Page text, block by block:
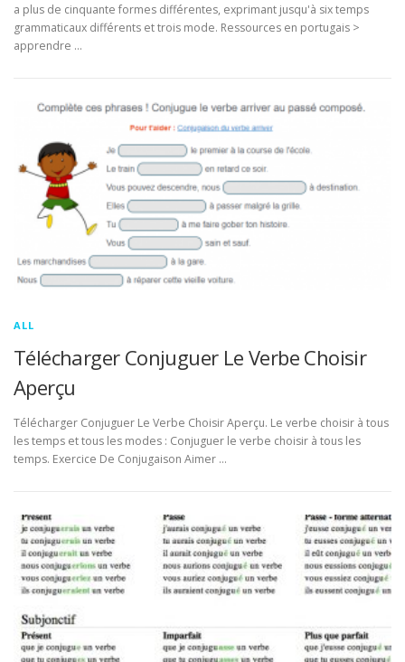
a plus de cinquante formes différentes, exprimant jusqu'à six temps
grammaticaux différents et trois mode. Ressources en portugais >
apprendre …
ALL
Télécharger Conjuguer Le Verbe Choisir
Aperçu
Télécharger Conjuguer Le Verbe Choisir Aperçu. Le verbe choisir à tous
les temps et tous les modes : Conjuguer le verbe choisir à tous les
temps. Exercice De Conjugaison Aimer …